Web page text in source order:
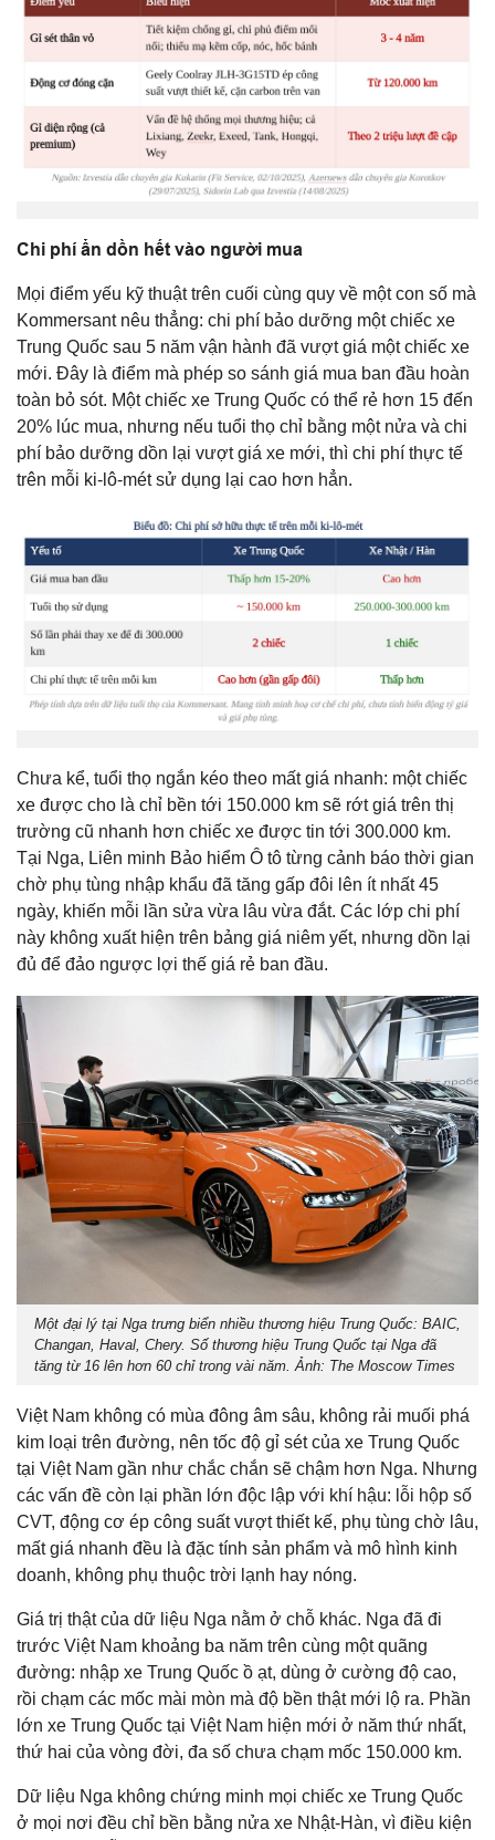
Chi phí ẩn dồn hết vào người mua
Mọi điểm yếu kỹ thuật trên cuối cùng quy về một con số mà
Kommersant nêu thẳng: chi phí bảo dưỡng một chiếc xe
Trung Quốc sau 5 năm vận hành đã vượt giá một chiếc xe
mới. Đây là điểm mà phép so sánh giá mua ban đầu hoàn
toàn bỏ sót. Một chiếc xe Trung Quốc có thể rẻ hơn 15 đến
20% lúc mua, nhưng nếu tuổi thọ chỉ bằng một nửa và chi
phí bảo dưỡng dồn lại vượt giá xe mới, thì chi phí thực tế
trên mỗi ki-lô-mét sử dụng lại cao hơn hẳn.
Chưa kể, tuổi thọ ngắn kéo theo mất giá nhanh: một chiếc
xe được cho là chỉ bền tới 150.000 km sẽ rớt giá trên thị
trường cũ nhanh hơn chiếc xe được tin tới 300.000 km.
Tại Nga, Liên minh Bảo hiểm Ô tô từng cảnh báo thời gian
chờ phụ tùng nhập khẩu đã tăng gấp đôi lên ít nhất 45
ngày, khiến mỗi lần sửa vừa lâu vừa đắt. Các lớp chi phí
này không xuất hiện trên bảng giá niêm yết, nhưng dồn lại
đủ để đảo ngược lợi thế giá rẻ ban đầu.
Một đại lý tại Nga trưng biển nhiều thương hiệu Trung Quốc: BAIC,
Changan, Haval, Chery. Số thương hiệu Trung Quốc tại Nga đã
tăng từ 16 lên hơn 60 chỉ trong vài năm. Ảnh: The Moscow Times
Việt Nam không có mùa đông âm sâu, không rải muối phá
kim loại trên đường, nên tốc độ gỉ sét của xe Trung Quốc
tại Việt Nam gần như chắc chắn sẽ chậm hơn Nga. Nhưng
các vấn đề còn lại phần lớn độc lập với khí hậu: lỗi hộp số
CVT, động cơ ép công suất vượt thiết kế, phụ tùng chờ lâu,
mất giá nhanh đều là đặc tính sản phẩm và mô hình kinh
doanh, không phụ thuộc trời lạnh hay nóng.
Giá trị thật của dữ liệu Nga nằm ở chỗ khác. Nga đã đi
trước Việt Nam khoảng ba năm trên cùng một quãng
đường: nhập xe Trung Quốc ồ ạt, dùng ở cường độ cao,
rồi chạm các mốc mài mòn mà độ bền thật mới lộ ra. Phần
lớn xe Trung Quốc tại Việt Nam hiện mới ở năm thứ nhất,
thứ hai của vòng đời, đa số chưa chạm mốc 150.000 km.
Dữ liệu Nga không chứng minh mọi chiếc xe Trung Quốc
ở mọi nơi đều chỉ bền bằng nửa xe Nhật-Hàn, vì điều kiện